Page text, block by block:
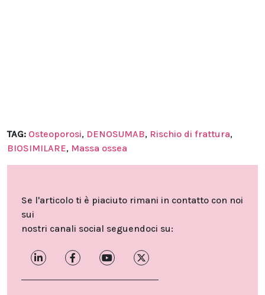
TAG: Osteoporosi, DENOSUMAB, Rischio di frattura,
BIOSIMILARE, Massa ossea
Se l'articolo ti è piaciuto rimani in contatto con noi
sui
nostri canali social seguendoci su: